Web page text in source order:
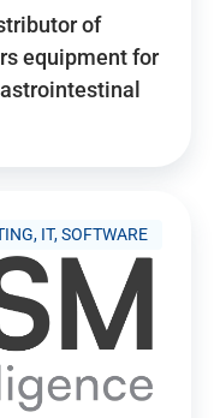
of
equipment for
IT, SOFTWARE